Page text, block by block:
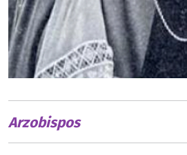
Arzobispos